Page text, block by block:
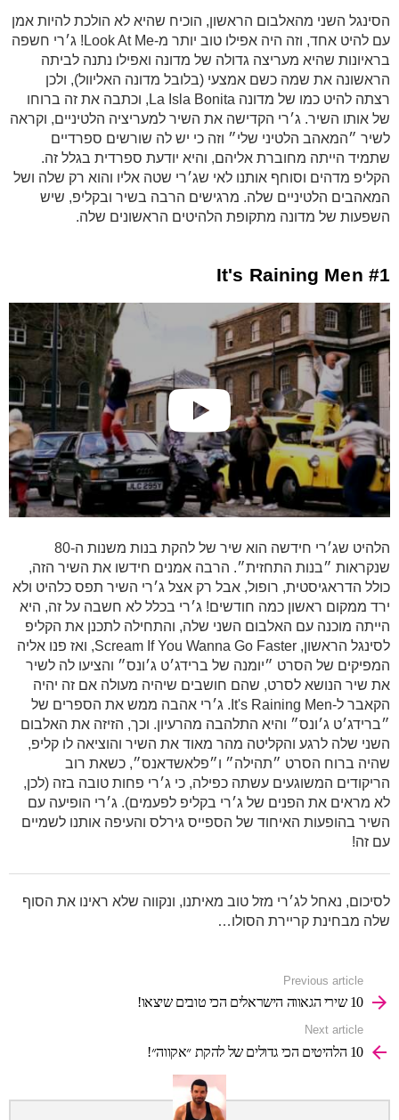
הסינגל השני מהאלבום הראשון, הוכיח שהיא לא הולכת להיות אמן
עם להיט אחד, וזה היה אפילו טוב יותר מ-Look At Me! ג׳רי חשפה
בראיונות שהיא מעריצה גדולה של מדונה ואפילו נתנה לביתה
הראשונה את שמה כשם אמצעי (בלובל מדונה האליוול), ולכן
רצתה להיט כמו של מדונה La Isla Bonita, וכתבה את זה ברוחו
של אותו השיר. ג׳רי הקדישה את השיר למעריציה הלטיניים, וקראה
לשיר ״המאהב הלטיני שלי״ וזה כי יש לה שורשים ספרדיים
שתמיד הייתה מחוברת אליהם, והיא יודעת ספרדית בגלל זה.
הקליפ מדהים וסוחף אותנו לאי שג׳רי שטה אליו והוא רק שלה ושל
המאהבים הלטיניים שלה. מרגישים הרבה בשיר ובקליפ, שיש
השפעות של מדונה מתקופת הלהיטים הראשונים שלה.
#1 It's Raining Men
הלהיט שג׳רי חידשה הוא שיר של להקת בנות משנות ה-80
שנקראות ״בנות התחזית״. הרבה אמנים חידשו את השיר הזה,
כולל הדראגיסטית, רופול, אבל רק אצל ג׳רי השיר תפס כלהיט ולא
ירד ממקום ראשון כמה חודשים! ג׳רי בכלל לא חשבה על זה, היא
הייתה מוכנה עם האלבום השני שלה, והתחילה לתכנן את הקליפ
לסינגל הראשון, Scream If You Wanna Go Faster, ואז פנו אליה
המפיקים של הסרט ״יומנה של ברידג׳ט ג׳ונס״ והציעו לה לשיר
את שיר הנושא לסרט, שהם חושבים שיהיה מעולה אם זה יהיה
הקאבר ל-It's Raining Men. ג׳רי אהבה ממש את הספרים של
״ברידג׳ט ג׳ונס״ והיא התלהבה מהרעיון. וכך, הזיזה את האלבום
השני שלה לרגע והקליטה מהר מאוד את השיר והוציאה לו קליפ,
שהיה ברוח הסרט ״תהילה״ ו״פלאשדאנס״, כשאת רוב
הריקודים המשוגעים עשתה כפילה, כי ג׳רי פחות טובה בזה (לכן,
לא מראים את הפנים של ג׳רי בקליפ לפעמים). ג׳רי הופיעה עם
השיר בהופעות האיחוד של הספייס גירלס והעיפה אותנו לשמיים
עם זה!
לסיכום, נאחל לג׳רי מזל טוב מאיתנו, ונקווה שלא ראינו את הסוף
שלה מבחינת קריירת הסולו…
more
Previous article
10 שירי הגאווה הישראלים הכי טובים שיצאו!
Next article
10 הלהיטים הכי גדולים של להקת ״אקווה״!